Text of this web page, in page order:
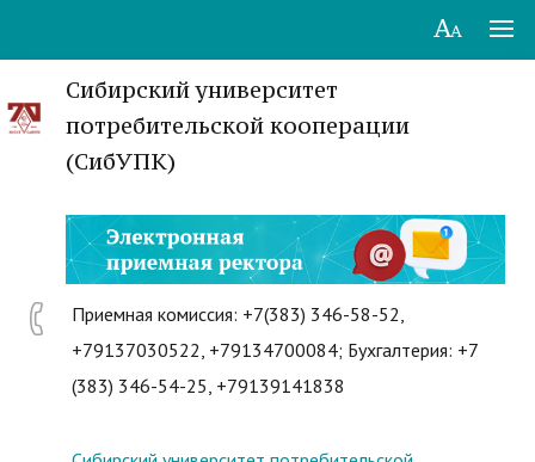
Сибирский университет
потребительской кооперации
(СибУПК)
Приемная комиссия: +7(383) 346-58-52,
+79137030522, +79134700084; Бухгалтерия: +7
(383) 346-54-25, +79139141838